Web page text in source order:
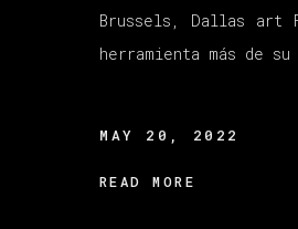
Brussels, Dallas art
herramienta más de
MAY 20, 2022
READ MORE